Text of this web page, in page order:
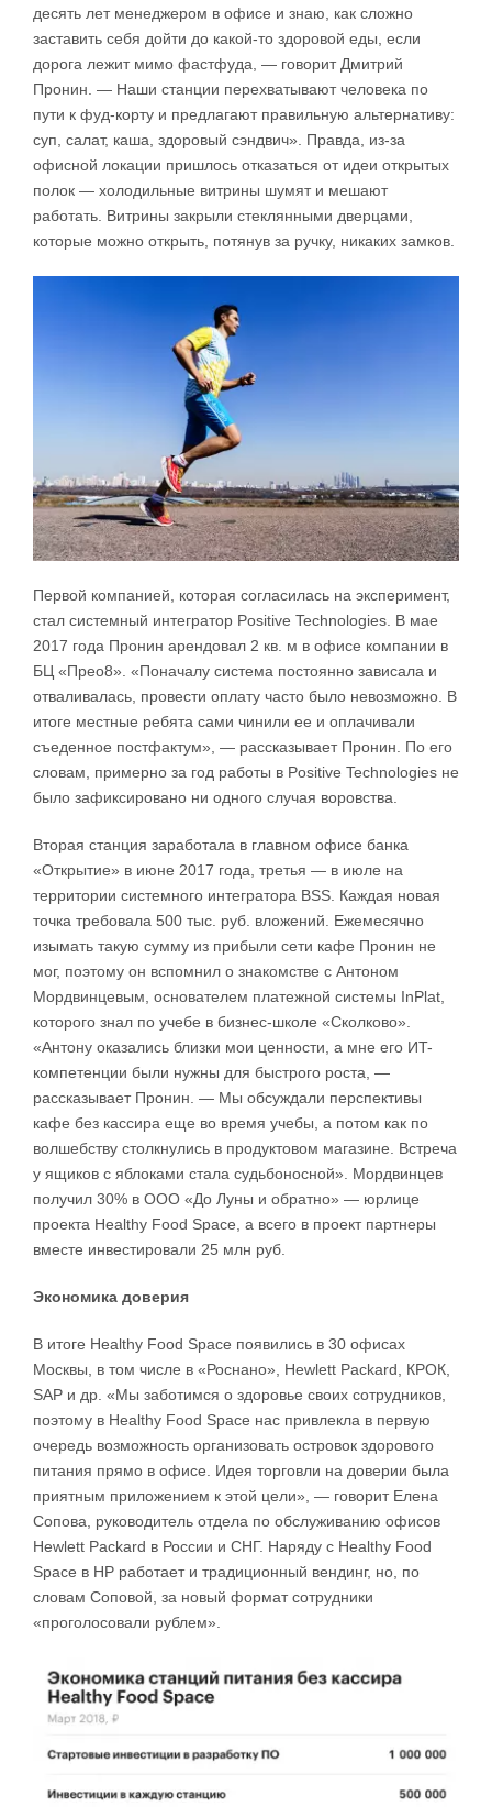
десять лет менеджером в офисе и знаю, как сложно
заставить себя дойти до какой-то здоровой еды, если
дорога лежит мимо фастфуда, — говорит Дмитрий
Пронин. — Наши станции перехватывают человека по
пути к фуд-корту и предлагают правильную альтернативу:
суп, салат, каша, здоровый сэндвич». Правда, из-за
офисной локации пришлось отказаться от идеи открытых
полок — холодильные витрины шумят и мешают
работать. Витрины закрыли стеклянными дверцами,
которые можно открыть, потянув за ручку, никаких замков.
Первой компанией, которая согласилась на эксперимент,
стал системный интегратор Positive Technologies. В мае
2017 года Пронин арендовал 2 кв. м в офисе компании в
БЦ «Прео8». «Поначалу система постоянно зависала и
отваливалась, провести оплату часто было невозможно. В
итоге местные ребята сами чинили ее и оплачивали
съеденное постфактум», — рассказывает Пронин. По его
словам, примерно за год работы в Positive Technologies не
было зафиксировано ни одного случая воровства.
Вторая станция заработала в главном офисе банка
«Открытие» в июне 2017 года, третья — в июле на
территории системного интегратора BSS. Каждая новая
точка требовала 500 тыс. руб. вложений. Ежемесячно
изымать такую сумму из прибыли сети кафе Пронин не
мог, поэтому он вспомнил о знакомстве с Антоном
Мордвинцевым, основателем платежной системы InPlat,
которого знал по учебе в бизнес-школе «Сколково».
«Антону оказались близки мои ценности, а мне его ИT-
компетенции были нужны для быстрого роста, —
рассказывает Пронин. — Мы обсуждали перспективы
кафе без кассира еще во время учебы, а потом как по
волшебству столкнулись в продуктовом магазине. Встреча
у ящиков с яблоками стала судьбоносной». Мордвинцев
получил 30% в ООО «До Луны и обратно» — юрлице
проекта Healthy Food Space, а всего в проект партнеры
вместе инвестировали 25 млн руб.
Экономика доверия
В итоге Healthy Food Space появились в 30 офисах
Москвы, в том числе в «Роснано», Hewlett Packard, КРОК,
SAP и др. «Мы заботимся о здоровье своих сотрудников,
поэтому в Healthy Food Space нас привлекла в первую
очередь возможность организовать островок здорового
питания прямо в офисе. Идея торговли на доверии была
приятным приложением к этой цели», — говорит Елена
Сопова, руководитель отдела по обслуживанию офисов
Hewlett Packard в России и СНГ. Наряду с Healthy Food
Space в HP работает и традиционный вендинг, но, по
словам Соповой, за новый формат сотрудники
«проголосовали рублем».